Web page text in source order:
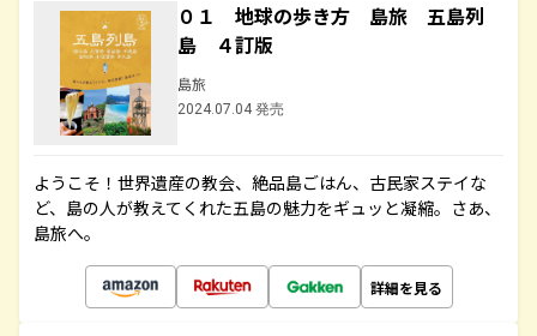
０１ 地球の歩き方 島旅 五島列
島 ４訂版
島旅
2024.07.04 発売
ようこそ！世界遺産の教会、絶品島ごはん、古民家ステイな
ど、島の人が教えてくれた五島の魅力をギュッと凝縮。さあ、
島旅へ。
詳細を見る